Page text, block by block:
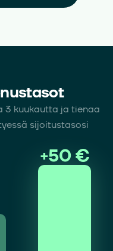
3 kuukautta ja tienaa
sijoitustasosi
+50 €